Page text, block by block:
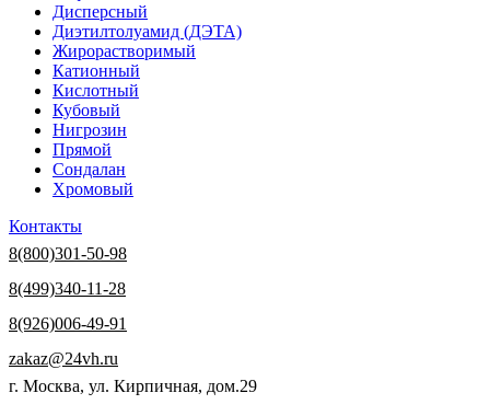
Дисперсный
Диэтилтолуамид (ДЭТА)
Жирорастворимый
Катионный
Кислотный
Кубовый
Нигрозин
Прямой
Сондалан
Хромовый
Контакты
8(800)301-50-98
8(499)340-11-28
8(926)006-49-91
zakaz@24vh.ru
г. Москва, ул. Кирпичная, дом.29